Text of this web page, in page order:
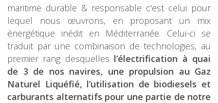
maritime durable & responsable c'est celui pour
lequel nous œuvrons, en proposant un mix
énergétique inédit en Méditerranée. Celui-ci se
traduit par une combinaison de technologies, au
premier rang desquelles l’électrification à quai
de 3 de nos navires, une propulsion au Gaz
Naturel Liquéfié, l’utilisation de biodiesels et
carburants alternatifs pour une partie de notre